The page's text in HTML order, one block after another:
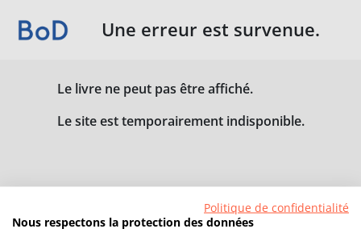
Une erreur est survenue.
Le livre ne peut pas être affiché.
Le site est temporairement indisponible.
Politique de confidentialité
Nous respectons la protection des données